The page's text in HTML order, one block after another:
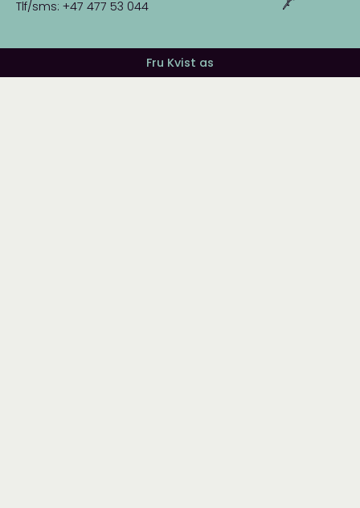
Tlf/sms: +47 477 53 044
Fru Kvist as